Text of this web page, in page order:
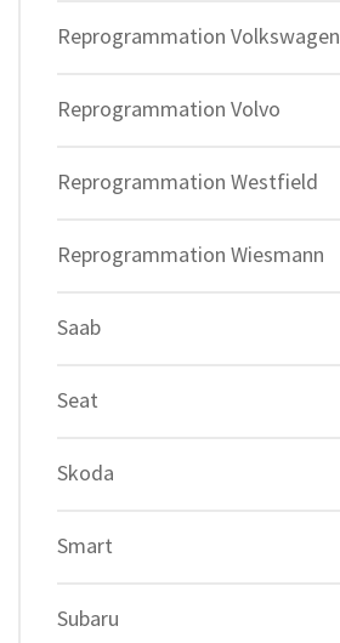
Reprogrammation Volkswagen
Reprogrammation Volvo
Reprogrammation Westfield
Reprogrammation Wiesmann
Saab
Seat
Skoda
Smart
Subaru